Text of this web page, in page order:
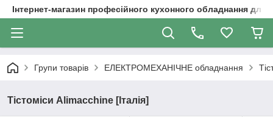
Інтернет-магазин професійного кухонного обладнання
Групи товарів ЕЛЕКТРОМЕХАНІЧНЕ обладнання
Тістоміси Alimacchine [Італія]